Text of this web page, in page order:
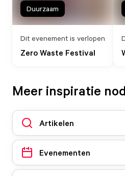
Zero Waste Festival
Dit evenement is verlopen
Duurzaam
Meer inspiratie
Artikelen
Evenementen